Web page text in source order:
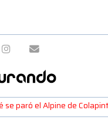
se paró el Alpine de